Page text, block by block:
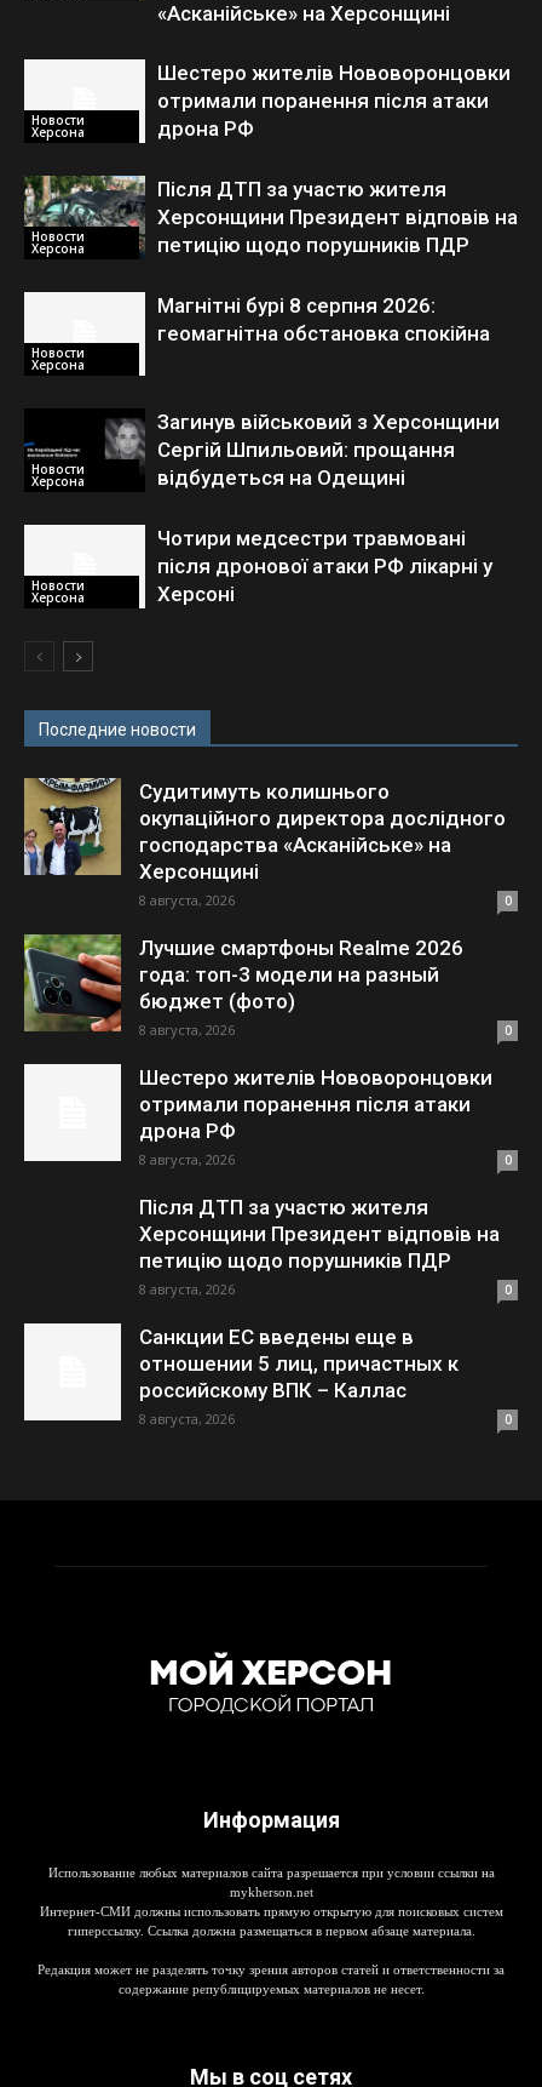
«Асканійське» на Херсонщині
Новости
Херсона
Шестеро жителів Нововоронцовки
отримали поранення після атаки
дрона РФ
Новости
Херсона
Після ДТП за участю жителя
Херсонщини Президент відповів на
петицію щодо порушників ПДР
Новости
Херсона
Магнітні бурі 8 серпня 2026:
геомагнітна обстановка спокійна
Новости
Херсона
Загинув військовий з Херсонщини
Сергій Шпильовий: прощання
відбудеться на Одещині
Новости
Херсона
Чотири медсестри травмовані
після дронової атаки РФ лікарні у
Херсоні
Последние новости
Судитимуть колишнього
окупаційного директора дослідного
господарства «Асканійське» на
Херсонщині
8 августа, 2026 0
Лучшие смартфоны Realme 2026
года: топ-3 модели на разный
бюджет (фото)
8 августа, 2026 0
Шестеро жителів Нововоронцовки
отримали поранення після атаки
дрона РФ
8 августа, 2026 0
Після ДТП за участю жителя
Херсонщини Президент відповів на
петицію щодо порушників ПДР
8 августа, 2026 0
Санкции ЕС введены еще в
отношении 5 лиц, причастных к
российскому ВПК – Каллас
8 августа, 2026 0
Информация
Использование любых материалов сайта разрешается при условии ссылки на
mykherson.net
Интернет-СМИ должны использовать прямую открытую для поисковых систем
гиперссылку. Ссылка должна размещаться в первом абзаце материала.
Редакция может не разделять точку зрения авторов статей и ответственности за
содержание републицируемых материалов не несет.
Мы в соц сетях